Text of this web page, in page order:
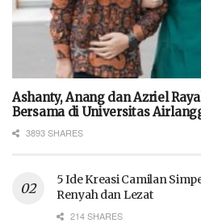
Ashanty, Anang dan Azriel
Bersama di Universitas
3893 SHARES
5 Ide Kreasi Camilan
Renyah dan Lezat
214 SHARES